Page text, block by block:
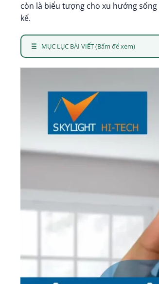
còn là biểu tượng cho xu hướng
kế.
MỤC LỤC BÀI VIẾT (Bấm để xem)